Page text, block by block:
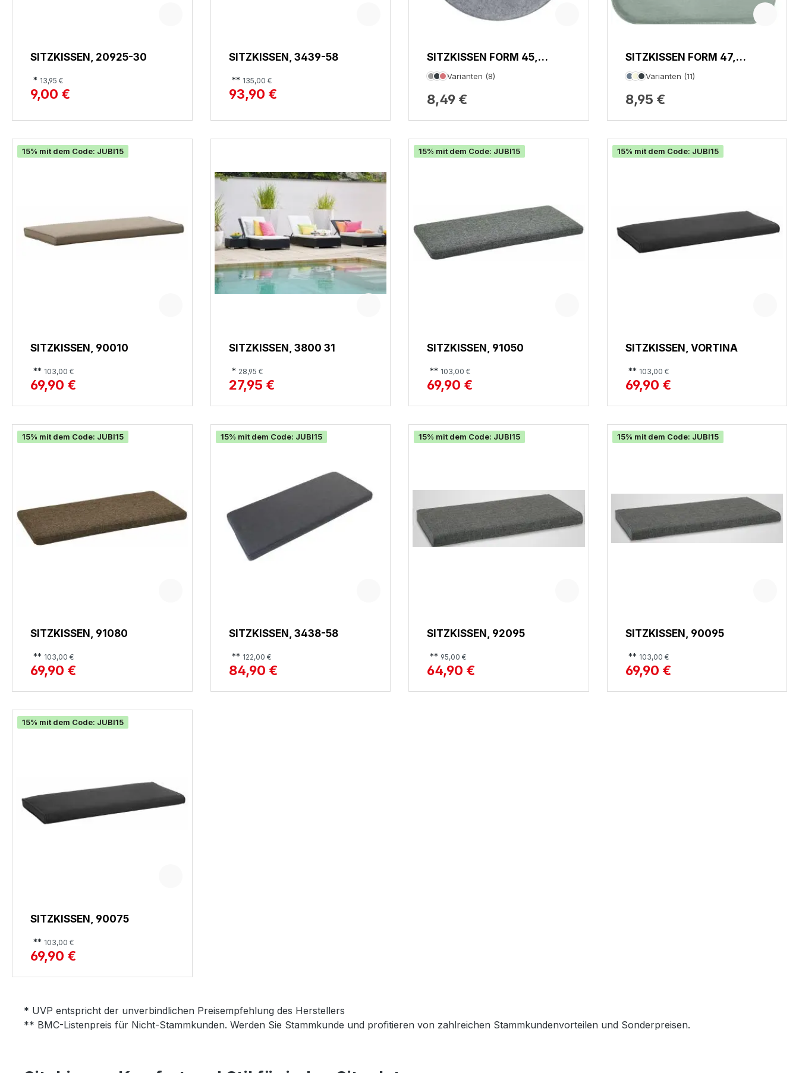
SITZKISSEN, 20925-30
* 13,95 €
9,00 €
SITZKISSEN, 3439-58
** 135,00 €
93,90 €
SITZKISSEN FORM 45,
AVAROVarianten (8)
8,49 €
SITZKISSEN FORM 47,
AVAROVarianten (11)
8,95 €
15% mit dem Code: JUBI15
SITZKISSEN, 90010
** 103,00 €
69,90 €
SITZKISSEN, 3800 31
* 28,95 €
27,95 €
15% mit dem Code: JUBI15
SITZKISSEN, 91050
** 103,00 €
69,90 €
15% mit dem Code: JUBI15
SITZKISSEN, VORTINA
** 103,00 €
69,90 €
15% mit dem Code: JUBI15
SITZKISSEN, 91080
** 103,00 €
69,90 €
15% mit dem Code: JUBI15
SITZKISSEN, 3438-58
** 122,00 €
84,90 €
15% mit dem Code: JUBI15
SITZKISSEN, 92095
** 95,00 €
64,90 €
15% mit dem Code: JUBI15
SITZKISSEN, 90095
** 103,00 €
69,90 €
15% mit dem Code: JUBI15
SITZKISSEN, 90075
** 103,00 €
69,90 €
* UVP entspricht der unverbindlichen Preisempfehlung des Herstellers
** BMC-Listenpreis für Nicht-Stammkunden. Werden Sie Stammkunde und profitieren von zahlreichen Stammkundenvorteilen und Sonderpreisen.